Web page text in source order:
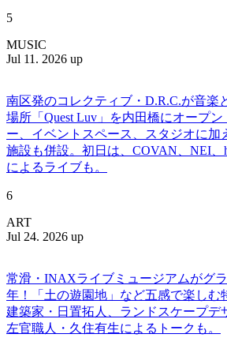
5
MUSIC
Jul 11. 2026 up
南区発のコレクティブ・D.R.C.が⾳楽
場所「Quest Luv」を内田橋にオープ
ー、イベントスペース、スタジオに加
施設も併設。初日は、COVAN、NEI、
によるライブも。
6
ART
Jul 24. 2026 up
常滑・INAXライブミュージアムがグ
年！「土の遊園地」など五感で楽しむ
建築家・日置拓人、ランドスケープデ
左官職人・久住有生によるトークも。